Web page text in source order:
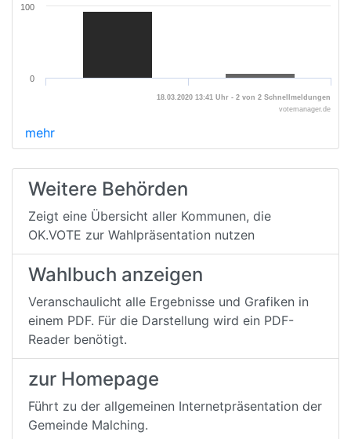
0
100
18.03.2020 13:41 Uhr - 2 von 2 Schnellmeldungen
votemanager.de
mehr
Weitere Behörden
Zeigt eine Übersicht aller Kommunen, die
OK.VOTE zur Wahlpräsentation nutzen
Wahlbuch anzeigen
Veranschaulicht alle Ergebnisse und Grafiken in
einem PDF. Für die Darstellung wird ein PDF-
Reader benötigt.
zur Homepage
Führt zu der allgemeinen Internetpräsentation der
Gemeinde Malching.